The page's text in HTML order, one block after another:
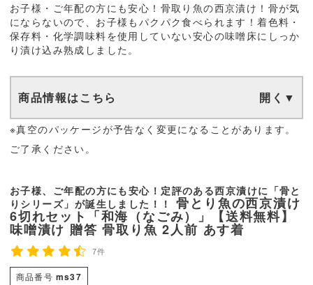
お子様・ご年配の方にも安心！骨取り魚の西京漬け！骨が気
にならないので、お子様もパクパク食べられます！着色料・
保存料・化学調味料を使用していない安心の味噌床にしっか
り漬け込み熟成しました。
商品情報はこちら
※真空のパッケージが予告なく変更になることがあります。
ご了承ください。
お子様、ご年配の方にも安心！定評のある西京漬けに「骨と
りシリーズ」が誕生しました！！
骨とり魚の西京漬け
6切れセット「和海（なごみ）」【送料無料】
味噌漬け 贈答 骨取り魚 2人前 あす着
7件
商品番号 ms37